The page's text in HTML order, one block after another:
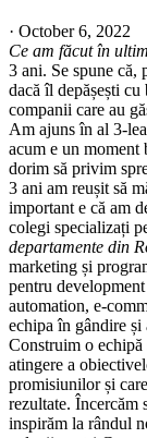
· October 6, 2022
Ce am făcut în
3 ani. Se spune că,
dacă îl depășești
companii care au
Am ajuns în al 3-
acum e un moment
dorim să privim
3 ani am reușit să
important e că am
colegi specializați
departamente din
marketing și
pentru
automation, e-
echipa în gândire și
Construim o echipă
atingere a
promisiunilor și
rezultate. Încercăm
inspirăm la rândul